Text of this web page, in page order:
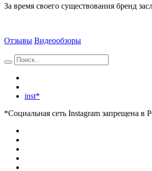
За время своего существования бренд
Отзывы Видеообзоры
inst*
*Социальная сеть Instagram запрещена в